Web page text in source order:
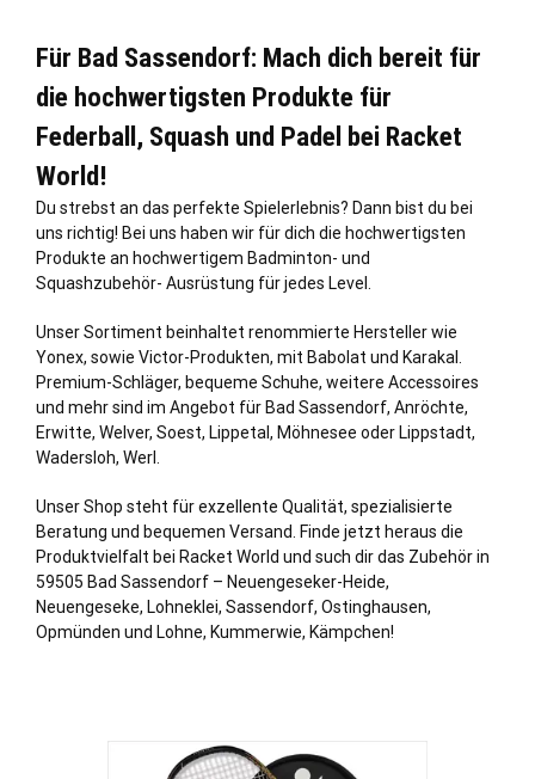
Für Bad Sassendorf: Mach dich bereit für
die hochwertigsten Produkte für
Federball, Squash und Padel bei Racket
World!
Du strebst an das perfekte Spielerlebnis? Dann bist du bei
uns richtig! Bei uns haben wir für dich die hochwertigsten
Produkte an hochwertigem Badminton- und
Squashzubehör- Ausrüstung für jedes Level.
Unser Sortiment beinhaltet renommierte Hersteller wie
Yonex, sowie Victor-Produkten, mit Babolat und Karakal.
Premium-Schläger, bequeme Schuhe, weitere Accessoires
und mehr sind im Angebot für Bad Sassendorf, Anröchte,
Erwitte, Welver, Soest, Lippetal, Möhnesee oder Lippstadt,
Wadersloh, Werl.
Unser Shop steht für exzellente Qualität, spezialisierte
Beratung und bequemen Versand. Finde jetzt heraus die
Produktvielfalt bei Racket World und such dir das Zubehör in
59505 Bad Sassendorf – Neuengeseker-Heide,
Neuengeseke, Lohneklei, Sassendorf, Ostinghausen,
Opmünden und Lohne, Kummerwie, Kämpchen!